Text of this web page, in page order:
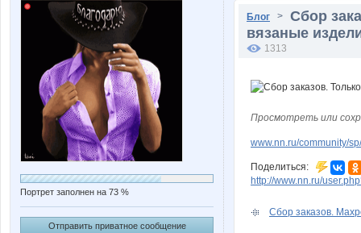
Портрет заполнен на 73 %
Отправить приватное сообщение
Блог > Сбор
вязаные
1313
Просмотреть или
www.nn.ru/community/
Поделиться:
http://www.nn.ru/
Сбор заказов.